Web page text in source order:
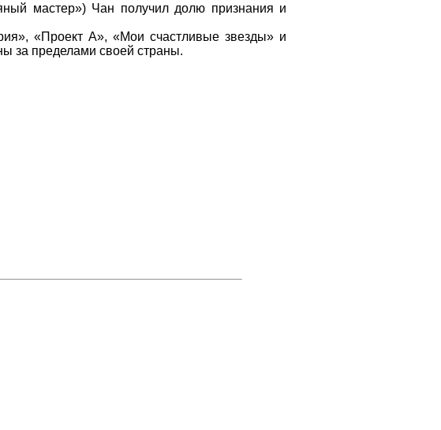
мастер») Чан получил долю признания и
«Проект А», «Мои счастливые звезды» и
за пределами своей страны.